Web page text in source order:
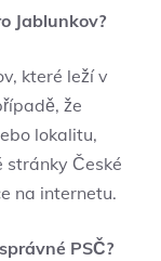
Jablunkov?
které leží v
že
lokalitu,
České
na internetu.
PSČ?